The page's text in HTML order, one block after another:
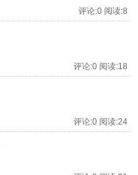
评论:0 阅读:8
评论:0 阅读:18
评论:0 阅读:24